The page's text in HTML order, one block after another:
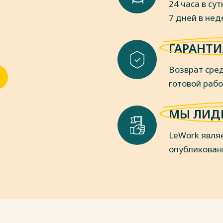
– Москва: Издательство Юрайт, 2021.
пособие / Т. Д. Викулина. –
т. Том 1: учебник и практикум для
И. Леусский. – 11-е изд., перераб. и
300 с.
Издательство Юрайт, 2021. –
теория и экономическая политика
/ В. И. Дерен. – 6-е изд., испр. и
24 часа в
7 дней в
Возврат
готовой
МЫ
LeWork